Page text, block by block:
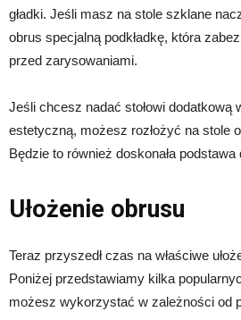
gładki. Jeśli masz na stole szklane
obrus specjalną podkładkę, która
przed zarysowaniami.
Jeśli chcesz nadać stołowi dodatkową
estetyczną, możesz rozłożyć na stole
Będzie to również doskonała podstawa
Ułożenie obrusu
Teraz przyszedł czas na właściwe
Poniżej przedstawiamy kilka
możesz wykorzystać w zależności od